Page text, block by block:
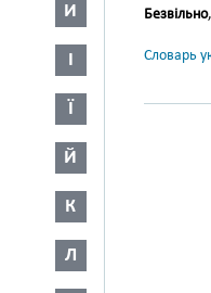
И
І
Ї
Й
К
Л
Безвільно,
Словарь